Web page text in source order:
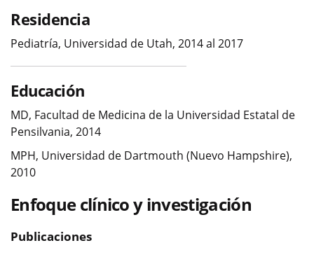
Residencia
Pediatría, Universidad de Utah, 2014 al 2017
Educación
MD, Facultad de Medicina de la Universidad Estatal de
Pensilvania, 2014
MPH, Universidad de Dartmouth (Nuevo Hampshire),
2010
Enfoque clínico y investigación
Publicaciones